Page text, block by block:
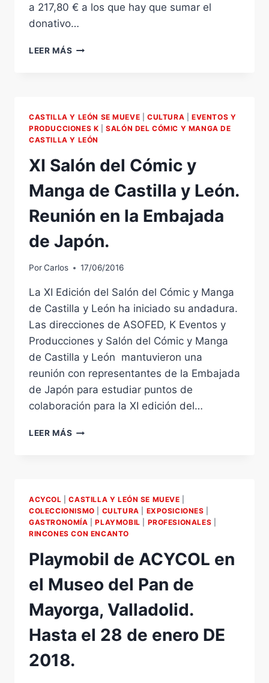
a 217,80 € a los que hay que sumar el
donativo…
LEER MÁS SOLIDARIDAD
ACTO
SOLIDARIO
A
DE
LA
VIII
CABALGATA
SOLIDARIA
DE
ACYCOL
EN
COLOMBIA.RESUMEN.
CASTILLA Y LEÓN SE MUEVE |CULTURA |EVENTOS Y
PRODUCCIONES K |SALÓN DEL CÓMIC Y MANGA DE
CASTILLA Y LEÓN
XI Salón del Cómic y
Manga de Castilla y León.
Reunión en la Embajada
de Japón.
PorCarlos 17/06/2016
La XI Edición del Salón del Cómic y Manga
de Castilla y León ha iniciado su andadura.
Las direcciones de ASOFED, K Eventos y
Producciones y Salón del Cómic y Manga
de Castilla y León mantuvieron una
reunión con representantes de la Embajada
de Japón para estudiar puntos de
colaboración para la XI edición del…
LEER MÁS XI
DE
CASTILLA
Y
REUNIÓN
EN
LA
EMBAJADA
DE
JAPÓN.
ACYCOL |CASTILLA Y LEÓN SE MUEVE
COLECCIONISMO
CULTURA EXPOSICIONES
GASTRONOMÍA |PLAYMOBIL PROFESIONALES
RINCONES CON ENCANTO
Playmobil de ACYCOL en
el Museo del Pan de
Mayorga, Valladolid.
Hasta el 28 de enero DE
2018.